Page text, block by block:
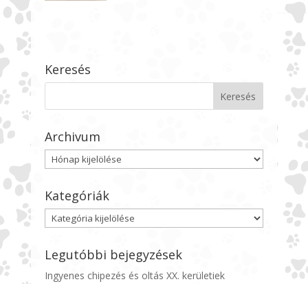
Keresés
Archivum
Archivum
Kategóriák
Kategóriák
Legutóbbi bejegyzések
Ingyenes chipezés és oltás XX. kerületiek